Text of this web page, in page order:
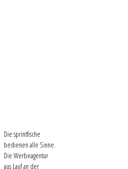
Die sprintfische
bedienen alle Sinne.
Die Werbeagentur
aus Lauf an der